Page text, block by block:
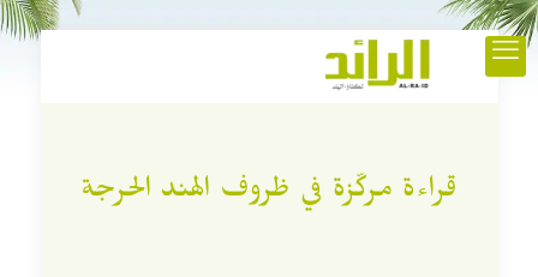
قراءة مركّزة في ظروف الهند الحرجة